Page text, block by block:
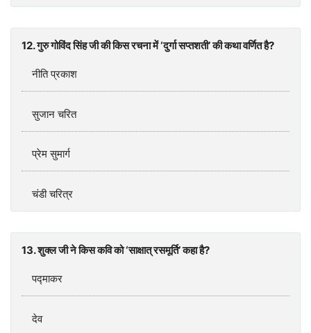
12. गुरु गोविंद सिंह जी की किस रचना में ‘दुर्गा सप्तशती’ की कथा वर्णित है?
नीति प्रकाश
सुजान चरित
प्रेम सुमार्ग
चंडी चरित्र
13. शुक्ल जी ने किस कवि को ‘साक्षात् रसमूर्ति’ कहा है?
पद्माकर
देव